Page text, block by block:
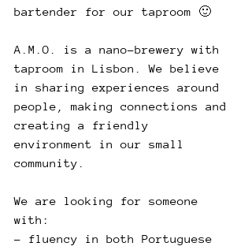
bartender for our taproom 🙂
A.M.O. is a nano-brewery with
taproom in Lisbon. We believe
in sharing experiences around
people, making connections and
creating a friendly
environment in our small
community.
We are looking for someone
with:
- fluency in both Portuguese